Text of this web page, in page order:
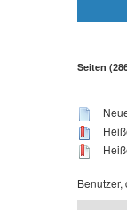
Seiten